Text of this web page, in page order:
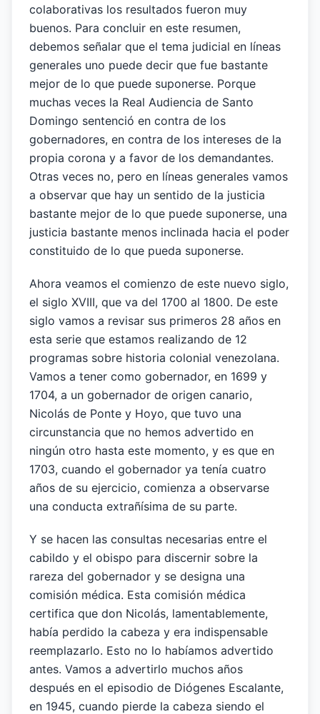
colaborativas los resultados fueron muy
buenos. Para concluir en este resumen,
debemos señalar que el tema judicial en líneas
generales uno puede decir que fue bastante
mejor de lo que puede suponerse. Porque
muchas veces la Real Audiencia de Santo
Domingo sentenció en contra de los
gobernadores, en contra de los intereses de la
propia corona y a favor de los demandantes.
Otras veces no, pero en líneas generales vamos
a observar que hay un sentido de la justicia
bastante mejor de lo que puede suponerse, una
justicia bastante menos inclinada hacia el poder
constituido de lo que pueda suponerse.
Ahora veamos el comienzo de este nuevo siglo,
el siglo XVIII, que va del 1700 al 1800. De este
siglo vamos a revisar sus primeros 28 años en
esta serie que estamos realizando de 12
programas sobre historia colonial venezolana.
Vamos a tener como gobernador, en 1699 y
1704, a un gobernador de origen canario,
Nicolás de Ponte y Hoyo, que tuvo una
circunstancia que no hemos advertido en
ningún otro hasta este momento, y es que en
1703, cuando el gobernador ya tenía cuatro
años de su ejercicio, comienza a observarse
una conducta extrañísima de su parte.
Y se hacen las consultas necesarias entre el
cabildo y el obispo para discernir sobre la
rareza del gobernador y se designa una
comisión médica. Esta comisión médica
certifica que don Nicolás, lamentablemente,
había perdido la cabeza y era indispensable
reemplazarlo. Esto no lo habíamos advertido
antes. Vamos a advertirlo muchos años
después en el episodio de Diógenes Escalante,
en 1945, cuando pierde la cabeza siendo el